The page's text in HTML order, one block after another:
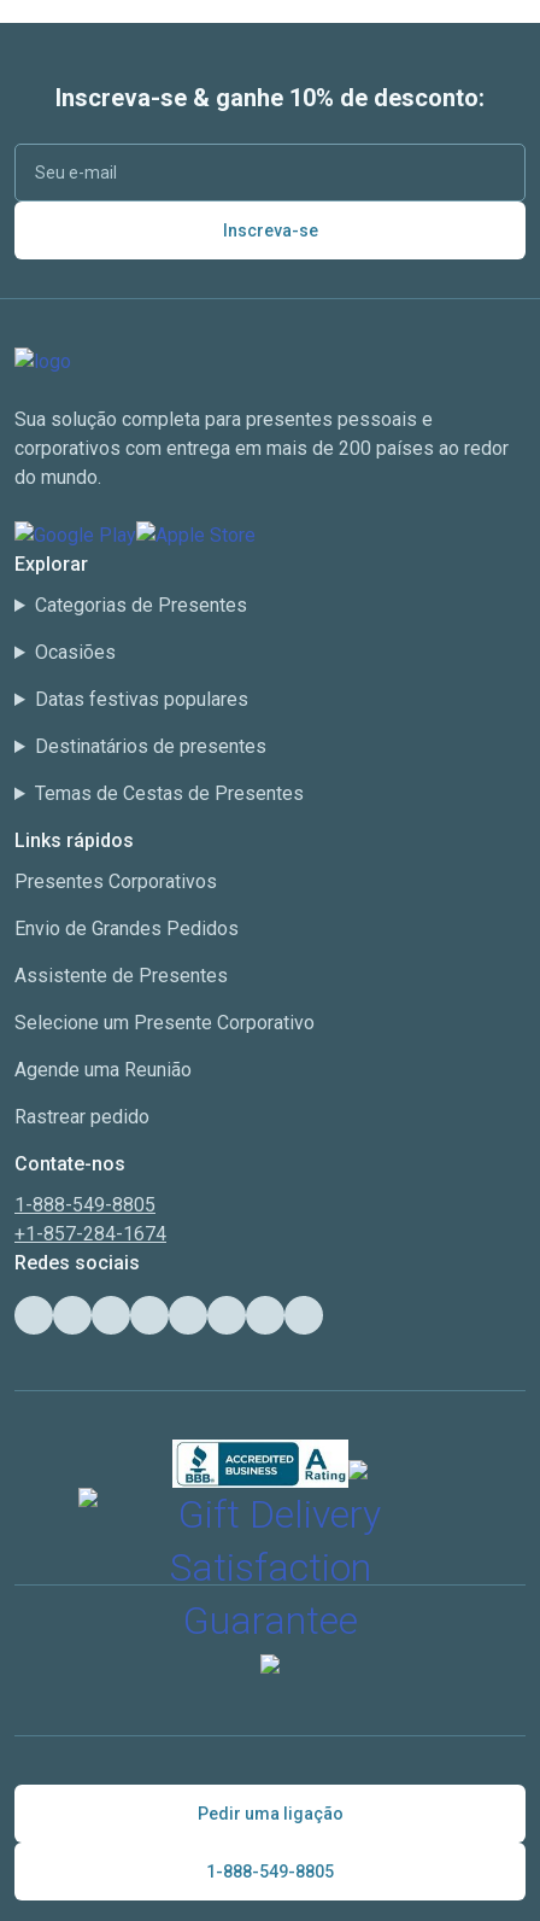
Inscreva-se & ganhe 10% de desconto:
Inscreva-se
Sua solução completa para presentes pessoais e
corporativos com entrega em mais de 200 países ao redor
do mundo.
Explorar
Categorias de Presentes
Ocasiões
Datas festivas populares
Destinatários de presentes
Temas de Cestas de Presentes
Links rápidos
Presentes Corporativos
Envio de Grandes Pedidos
Assistente de Presentes
Selecione um Presente Corporativo
Agende uma Reunião
Rastrear pedido
Contate-nos
1-888-549-8805
+1-857-284-1674
Redes sociais
Pedir uma ligação
1-888-549-8805